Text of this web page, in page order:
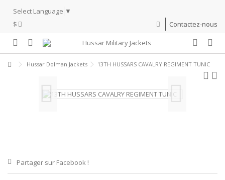
Select Language ▼
$
Contactez-nous
Hussar Dolman Jackets 13TH HUSSARS CAVALRY REGIMENT TUNIC
Partager sur Facebook !